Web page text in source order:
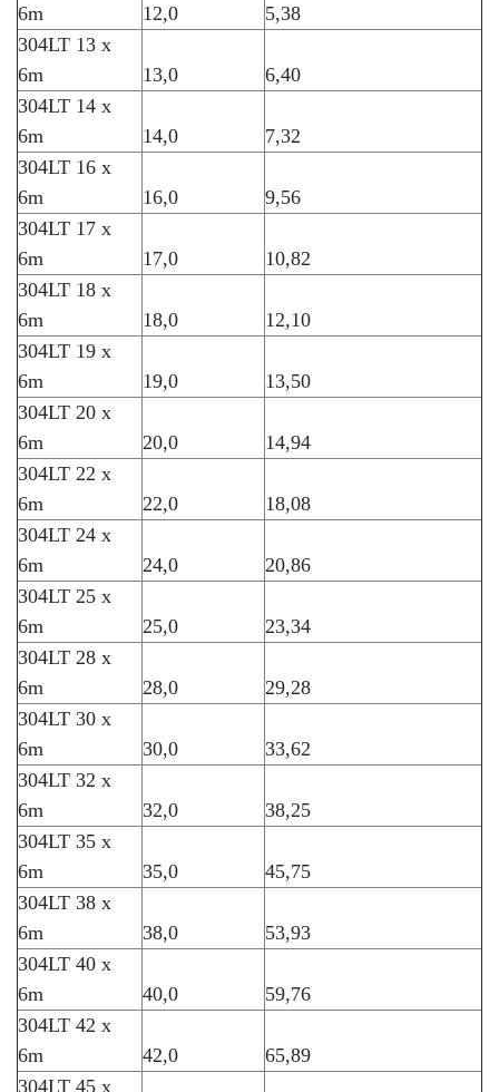
6m
12,0
5,38
304LT 13 x
6m
13,0
6,40
304LT 14 x
6m
14,0
7,32
304LT 16 x
6m
16,0
9,56
304LT 17 x
6m
17,0
10,82
304LT 18 x
6m
18,0
12,10
304LT 19 x
6m
19,0
13,50
304LT 20 x
6m
20,0
14,94
304LT 22 x
6m
22,0
18,08
304LT 24 x
6m
24,0
20,86
304LT 25 x
6m
25,0
23,34
304LT 28 x
6m
28,0
29,28
304LT 30 x
6m
30,0
33,62
304LT 32 x
6m
32,0
38,25
304LT 35 x
6m
35,0
45,75
304LT 38 x
6m
38,0
53,93
304LT 40 x
6m
40,0
59,76
304LT 42 x
6m
42,0
65,89
304LT 45 x